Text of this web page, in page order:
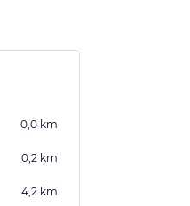
0,0 km
0,2 km
4,2 km